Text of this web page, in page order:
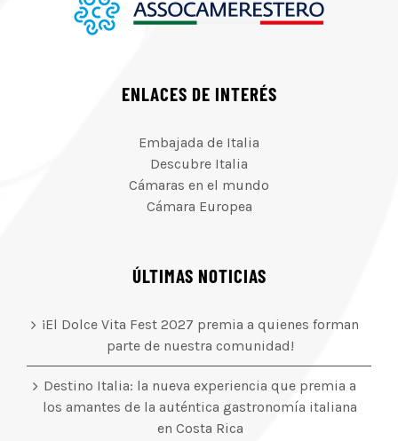
ENLACES DE INTERÉS
Embajada de Italia
Descubre Italia
Cámaras en el mundo
Cámara Europea
ÚLTIMAS NOTICIAS
¡El Dolce Vita Fest 2027 premia a quienes forman
parte de nuestra comunidad!
Destino Italia: la nueva experiencia que premia a
los amantes de la auténtica gastronomía italiana
en Costa Rica